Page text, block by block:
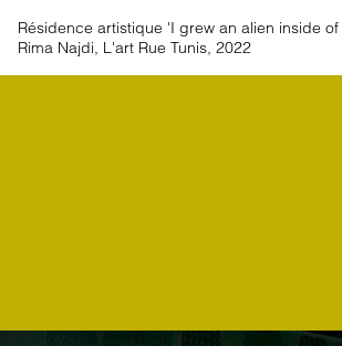
Résidence artistique 'I grew an alien inside
Rima Najdi, L'art Rue Tunis, 2022